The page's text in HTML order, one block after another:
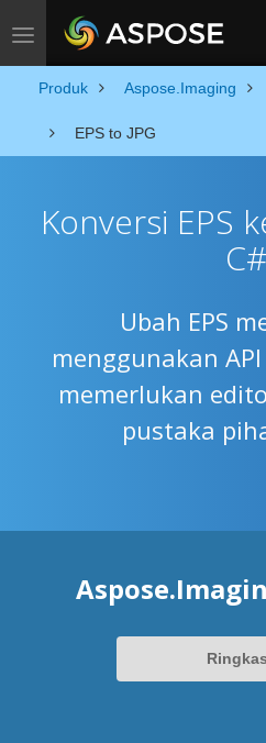
Toggle navigation
Produk Aspose.Imaging
EPS to JPG
Konversi EPS
C#
Ubah EPS
menggunakan
memerlukan
pustaka